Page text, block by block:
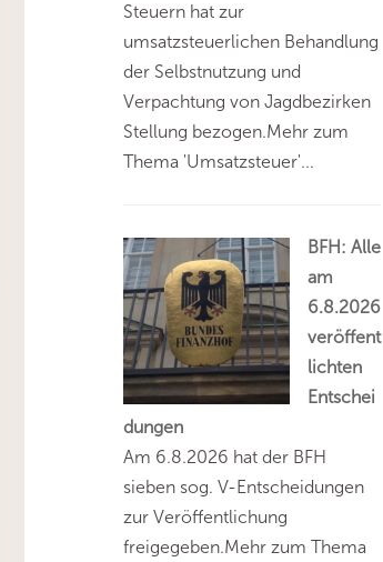
Steuern hat zur
umsatzsteuerlichen Behandlung
der Selbstnutzung und
Verpachtung von Jagdbezirken
Stellung bezogen.Mehr zum
Thema 'Umsatzsteuer'...
BFH: Alle
am
6.8.2026
veröffent
lichten
Entschei
dungen
Am 6.8.2026 hat der BFH
sieben sog. V-Entscheidungen
zur Veröffentlichung
freigegeben.Mehr zum Thema